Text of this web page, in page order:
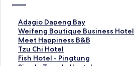
Adagio Dapeng Bay
A
d
a
g
i
Weifeng Boutique Business Hotel
W
e
i
f
Meet Happiness B&B
M
e
e
Tzu Chi Hotel
T
z
Fish Hotel - Pingtung
F